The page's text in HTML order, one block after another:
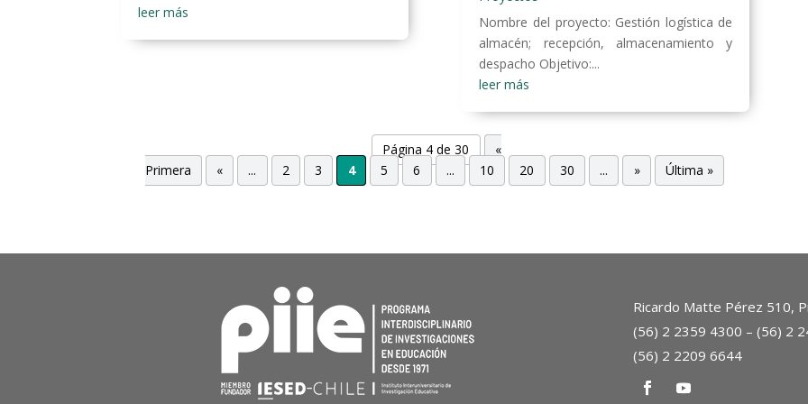
leer más
Nombre del proyecto: Gestión logística de
almacén; recepción, almacenamiento y
despacho Objetivo:...
leer más
Página 4 de 30
«
Primera
« ... 2 3 4 5 6 ... 10 20 30 ... » Última »
Ricardo Matte Pérez 510,
(56) 2 2359 4300 – (56) 2
(56) 2 2209 6644